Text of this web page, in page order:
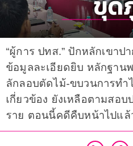
“ผู้การ ปทส.” ปักหลักเขาป
ข้อมูลละเอียดยิบ หลักฐาน
ลักลอบตัดไม้-ขบวนการทำ
เกี่ยวข้อง ยังเหลือตามสอ
ราย ตอนนี้คดีคืบหน้าไปแล้